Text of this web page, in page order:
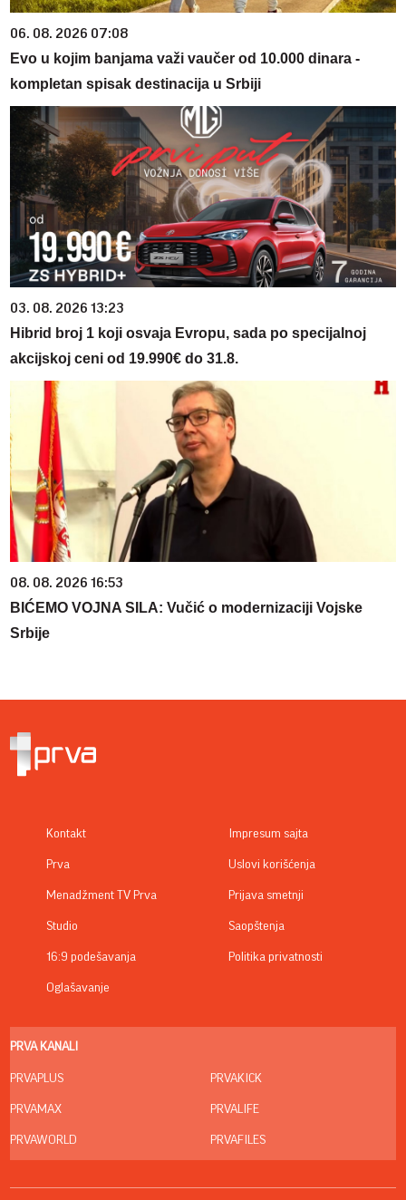
06. 08. 2026 07:08
Evo u kojim banjama važi vaučer od 10.000 dinara -
kompletan spisak destinacija u Srbiji
03. 08. 2026 13:23
Hibrid broj 1 koji osvaja Evropu, sada po specijalnoj
akcijskoj ceni od 19.990€ do 31.8.
08. 08. 2026 16:53
BIĆEMO VOJNA SILA: Vučić o modernizaciji Vojske
Srbije
Kontakt
Prva
Menadžment TV Prva
Studio
16:9 podešavanja
Oglašavanje
Impresum sajta
Uslovi korišćenja
Prijava smetnji
Saopštenja
Politika privatnosti
PRVA KANALI
PRVAPLUS
PRVAMAX
PRVAWORLD
PRVAKICK
PRVALIFE
PRVAFILES